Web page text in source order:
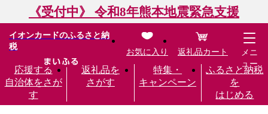
《受付中》 令和8年熊本地震緊急支援
イオンカードのふるさと納
税
応援する
自治体をさが
す
返礼品を
さがす
特集・
キャンペーン
ふるさと納税
を
はじめる
お気に入り 返礼品カート
メニ
ュー